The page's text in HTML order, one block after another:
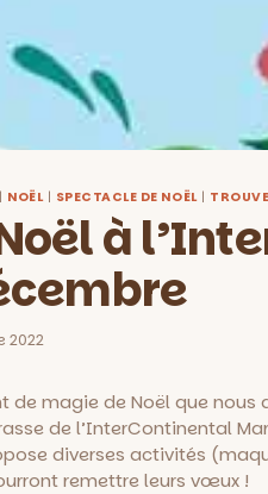
NOËL| SPECTACLE DE NOËL|
à
2022
de magie de Noël que nous
de l’InterContinental
diverses activités
remettre leurs vœux !